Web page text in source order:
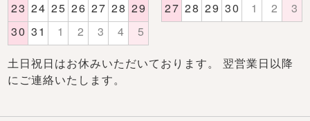
土日祝日はお休みいただいております。 翌営業日以降
にご連絡いたします。